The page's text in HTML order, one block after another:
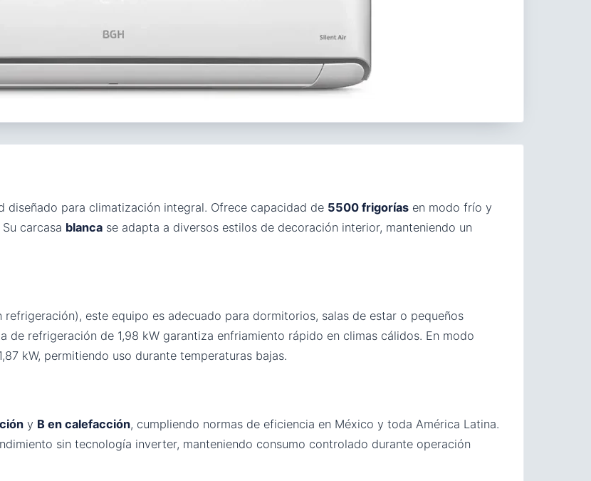
diseñado para climatización integral. Ofrece capacidad de 5500 frigorías en modo frío y
carcasa blanca se adapta a diversos estilos de decoración interior, manteniendo un
refrigeración), este equipo es adecuado para dormitorios, salas de estar o pequeños
de refrigeración de 1,98 kW garantiza enfriamiento rápido en climas cálidos. En modo
kW, permitiendo uso durante temperaturas bajas.
y B en calefacción, cumpliendo normas de eficiencia en México y toda América Latina.
sin tecnología inverter, manteniendo consumo controlado durante operación